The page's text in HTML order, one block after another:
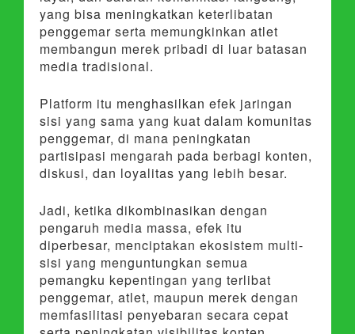
yang bisa meningkatkan keterlibatan
penggemar serta memungkinkan atlet
membangun merek pribadi di luar batasan
media tradisional.
Platform itu menghasilkan efek jaringan
sisi yang sama yang kuat dalam komunitas
penggemar, di mana peningkatan
partisipasi mengarah pada berbagi konten,
diskusi, dan loyalitas yang lebih besar.
Jadi, ketika dikombinasikan dengan
pengaruh media massa, efek itu
diperbesar, menciptakan ekosistem multi-
sisi yang menguntungkan semua
pemangku kepentingan yang terlibat
penggemar, atlet, maupun merek dengan
memfasilitasi penyebaran secara cepat